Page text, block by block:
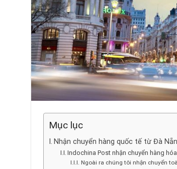
Mục lục
Nhận chuyển hàng quốc tế từ Đà
Indochina Post nhận chuyển hàng
Ngoài ra chúng tôi nhận chuyển